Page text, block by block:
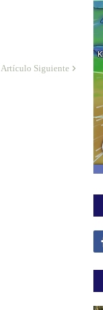
Artículo Siguiente